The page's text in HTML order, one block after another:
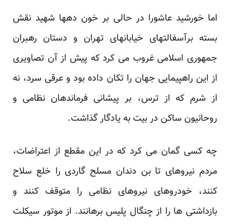
اما خورشید عاشورا در حالی بر خون دهها شهید نقش
بسته برآسفالتهای خیابانهای تهران و دستان رهبران
جمهوری اسلامی غروب می کرد که پیش از آن تصاویری
از این راهپیمایی جهان را تکان داده بود و عرقی سرد، نه
از شرم که از ترس، بر پیشانی فرماندهان نظامی و
روحانیون ساکن در بیت به یادگار گذاشت.
چه کسی گمان می کرد که در این مقطع از اعتراضات،
مردم نیروهای تا بن دندان مسلح گاردی را خلع سلاح
کنند، خودروهای نیروهای نظامی را متوقف کنند و
بازداشتی ها را از چنگال پلیس برهانند. از موتور سیکلت